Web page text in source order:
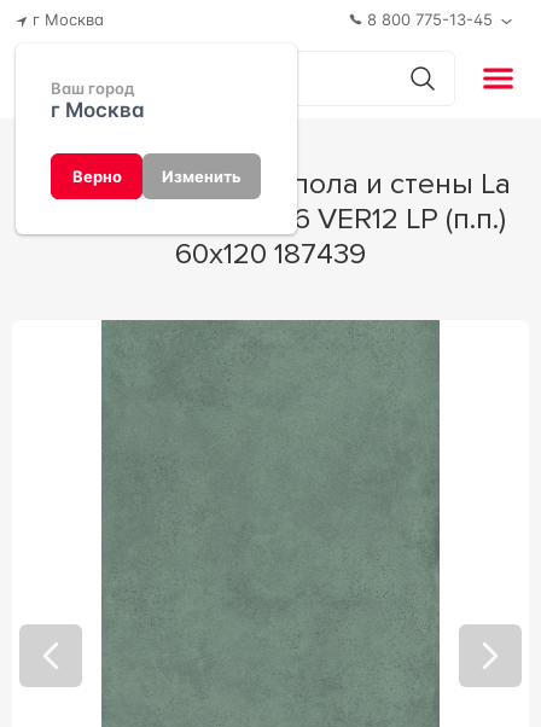
г Москва
Ваш город
г Москва
Верно Изменить
8 800 775-13-45
Faenza Party MAJO6 VER12 LP (п.п.)
60x120 187439